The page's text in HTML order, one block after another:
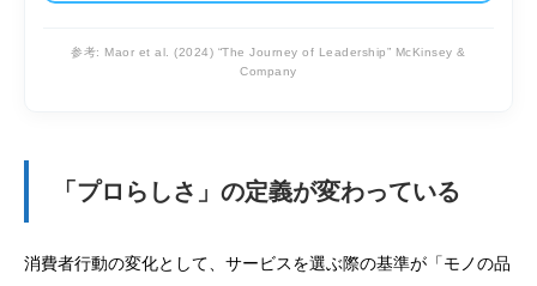
参考: Maor et al. (2024) “The Journey of Leadership” McKinsey &
Company
「プロらしさ」の定義が変わっている
消費者行動の変化として、サービスを選ぶ際の基準が「モノの品